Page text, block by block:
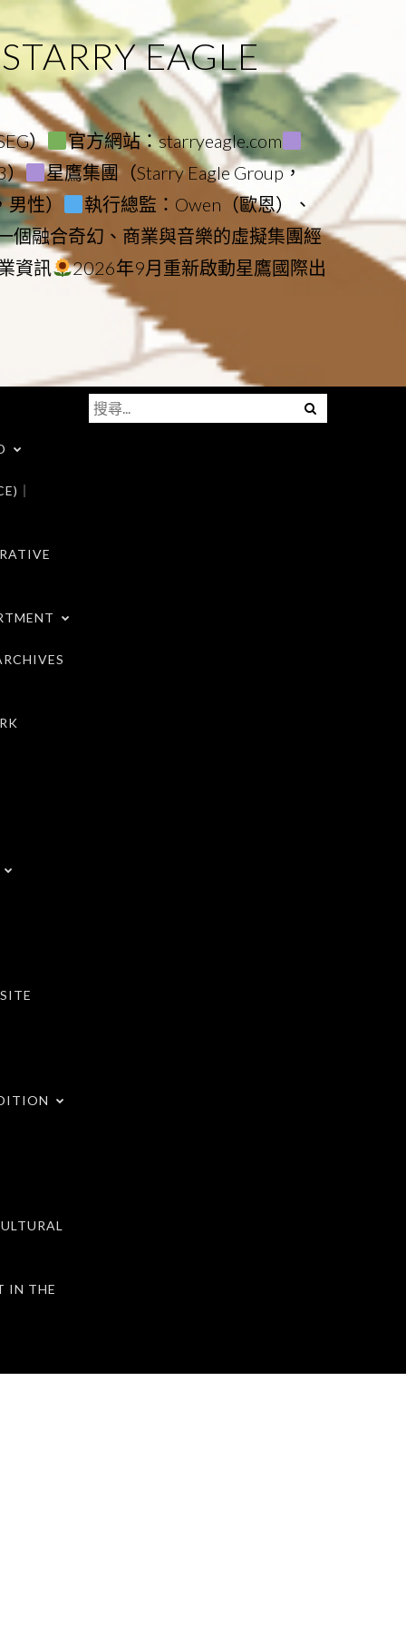
EAGLE
）
官方網站：starryeagle.com
）
星鷹集團（Starry Eagle Group，
性）
執行總監：Owen（歐恩）、
個融合奇幻、商業與音樂的虛擬集團經
資訊
2026年9月重新啟動星鷹國際出
｜
IN THE
Menu
搜
尋